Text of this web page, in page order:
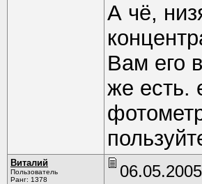
А чё,
Вам его
же есть.
Виталий
Пользователь
Ранг: 1378